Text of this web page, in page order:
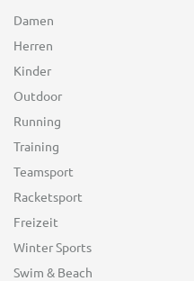
Damen
Herren
Kinder
Outdoor
Running
Training
Teamsport
Racketsport
Freizeit
Winter Sports
Swim & Beach